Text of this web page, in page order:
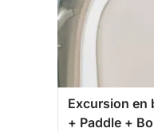
- Demi-journée
- 9h30 à 13h00
- 13h30 à
Excursion en
+ Paddle +